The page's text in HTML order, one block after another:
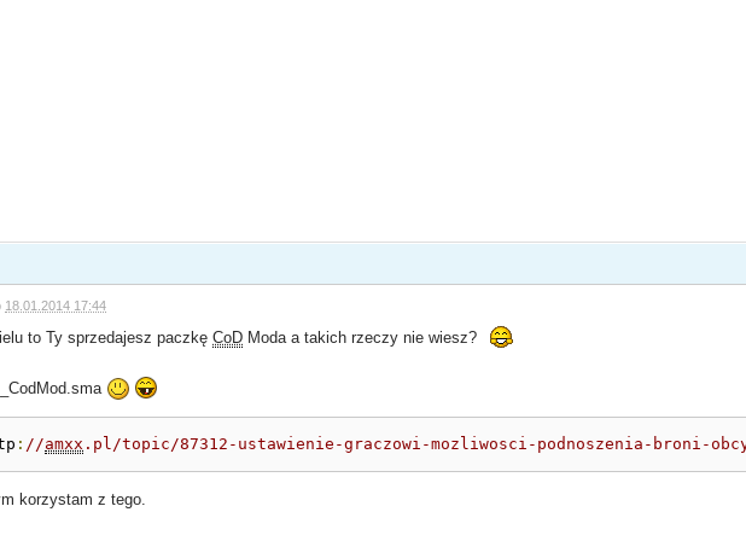
18.01.2014 17:44
to Ty sprzedajesz paczkęCoD Moda a takich rzeczy nie wiesz?
: //amxx .pl/topic/87312-ustawienie-graczowi-mozliwosci-podnoszenia-broni-
korzystam z tego.